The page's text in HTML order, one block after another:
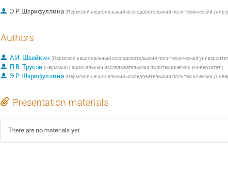
Э.Р. Шарифуллина (Пермский национальный исследовательский политехнический
Authors
А.И. Швейкин (Пермский национальный исследовательский политехнический университет
П.В. Трусов (Пермский национальный исследовательский политехнический университет)
Э.Р. Шарифуллина (Пермский национальный исследовательский политехнический
Presentation materials
There are no materials yet.